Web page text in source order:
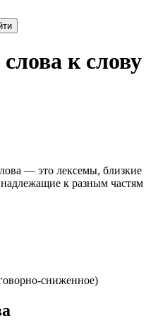
к слову
— это лексемы, близкие
к разным частям
сниженное)